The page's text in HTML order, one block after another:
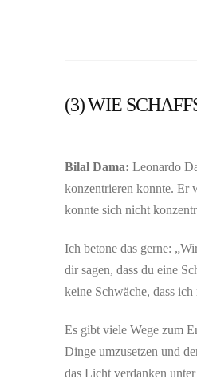
(3) WIE
Bilal Dama: Leonardo
konzentrieren konnte. Er
konnte sich nicht
Ich betone das gerne:
dir sagen, dass du eine
keine Schwäche, dass
Es gibt viele Wege zum
Dinge umzusetzen und
das Licht verdanken